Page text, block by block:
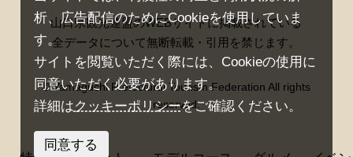
山口県観光連盟のWEBサイトに掲載されている
全データについて無断転載・引用を禁じます。
© Yamaguchi Prefectural Tourism Federation All rights
reserved.
析、広告配信のためにCookieを使用していま
す。
サイトを閲覧いただく際には、Cookieの使用に
同意いただく必要があります。
詳細はクッキーポリシーをご確認ください。
同意する